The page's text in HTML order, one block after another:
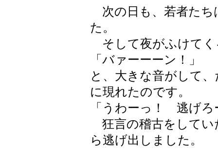
次の日も、若者たち
た。
そして夜がふけてく
「バァーーーン！」
と、大きな音がして
に現れたのです。
「うわーっ！ 逃げろ
狂言の稽古をしてい
ら逃げ出しました。